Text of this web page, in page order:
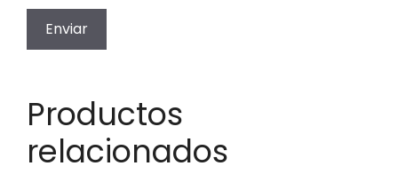
Productos
relacionados